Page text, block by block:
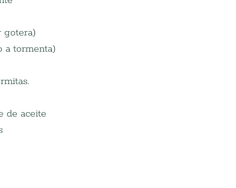
gotera)
a tormenta)
de aceite